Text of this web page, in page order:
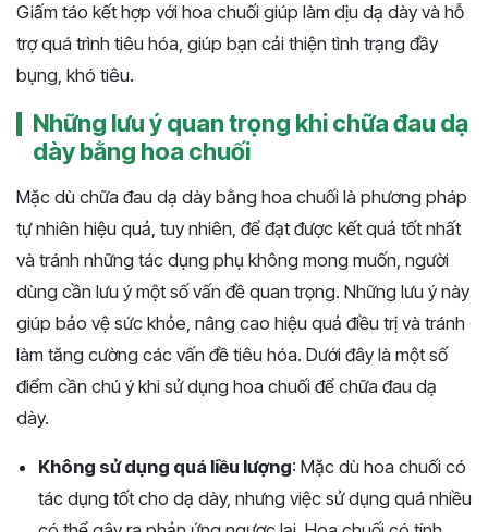
Giấm táo kết hợp với hoa chuối giúp làm dịu dạ dày và hỗ
trợ quá trình tiêu hóa, giúp bạn cải thiện tình trạng đầy
bụng, khó tiêu.
Những lưu ý quan trọng khi chữa đau dạ
dày bằng hoa chuối
Mặc dù chữa đau dạ dày bằng hoa chuối là phương pháp
tự nhiên hiệu quả, tuy nhiên, để đạt được kết quả tốt nhất
và tránh những tác dụng phụ không mong muốn, người
dùng cần lưu ý một số vấn đề quan trọng. Những lưu ý này
giúp bảo vệ sức khỏe, nâng cao hiệu quả điều trị và tránh
làm tăng cường các vấn đề tiêu hóa. Dưới đây là một số
điểm cần chú ý khi sử dụng hoa chuối để chữa đau dạ
dày.
Không sử dụng quá liều lượng: Mặc dù hoa chuối có
tác dụng tốt cho dạ dày, nhưng việc sử dụng quá nhiều